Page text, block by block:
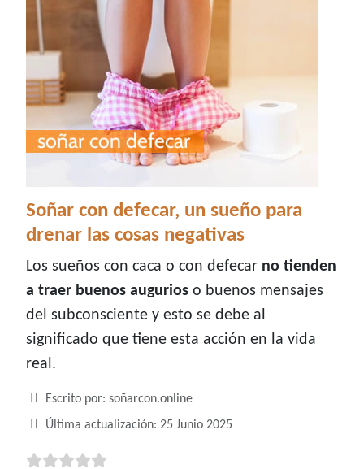
Soñar con defecar, un sueño para
drenar las cosas negativas
Los sueños con caca o con defecar no tienden
a traer buenos augurios o buenos mensajes
del subconsciente y esto se debe al
significado que tiene esta acción en la vida
real.
Detalles
Escrito por: soñarcon.online
Última actualización: 25 Junio 2025